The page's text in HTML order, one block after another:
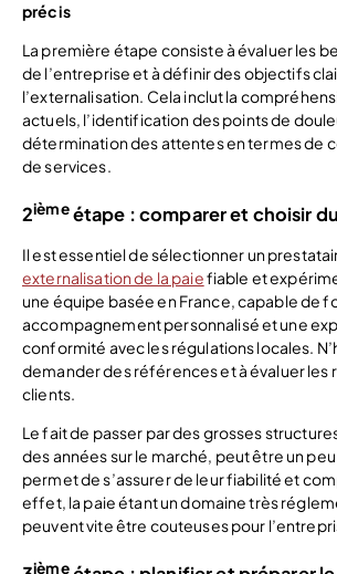
précis
La première étape consiste à évaluer les
de l’entreprise et à définir des objectifs
l’externalisation. Cela inclut la
actuels, l’identification des points de
détermination des attentes en termes de
de services.
2ièmeétape : comparer et choisir
Il est essentiel de sélectionner un
externalisation de la paiefiable et
une équipe basée en France, capable de
accompagnement personnalisé et une
conformité avec les régulations locales.
demander des références et à évaluer les
clients.
Le fait de passer par des grosses
des années sur le marché, peut être un
permet de s’assurer de leur fiabilité et
effet, la paie étant un domaine très
peuvent vite être couteuses pour
ième